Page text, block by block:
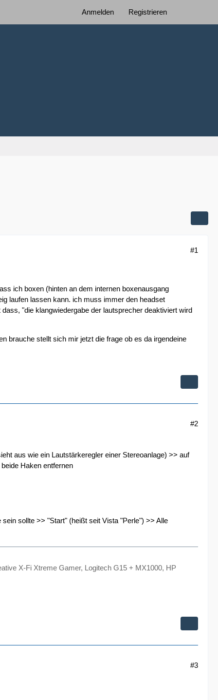
Anmelden Registrieren
#1
ich boxen (hinten an dem internen boxenausgang
laufen lassen kann. ich muss immer den headset
"die klangwiedergabe der lautsprecher deaktiviert wird
brauche stellt sich mir jetzt die frage ob es da irgendeine
#2
aus wie ein Lautstärkeregler einer Stereoanlage) >> auf
Haken entfernen
sollte >> "Start" (heißt seit Vista "Perle") >> Alle
X-Fi Xtreme Gamer, Logitech G15 + MX1000, HP
#3